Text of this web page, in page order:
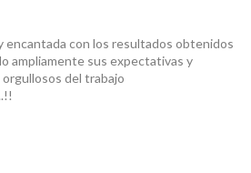
encantada con los resultados obtenidos
ampliamente sus expectativas y
del trabajo